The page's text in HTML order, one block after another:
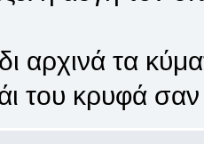
αρχινά τα
του κρυφά σαν